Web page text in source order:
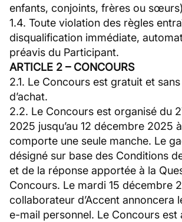
enfants, conjoints, frères ou
1.4. Toute violation des règles
disqualification immédiate,
préavis du Participant.
ARTICLE 2 – CONCOURS
2.1. Le Concours est gratuit et
d’achat.
2.2. Le Concours est organisé du
2025 jusqu’au 12 décembre 2025
comporte une seule manche. Le
désigné sur base des Conditions
et de la réponse apportée à la
Concours. Le mardi 15 décembre
collaborateur d’Accent annoncera
e-mail personnel. Le Concours est